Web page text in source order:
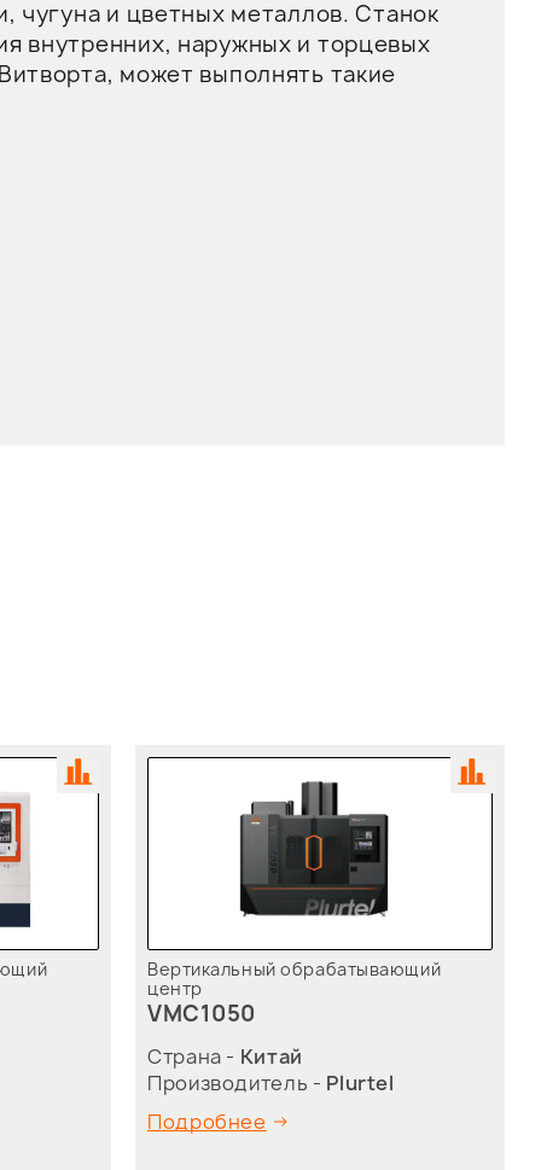
чугуна и цветных металлов. Станок
внутренних, наружных и торцевых
может выполнять такие
Вертикальный обрабатывающий
центр
VMC1050
Страна - Китай
Производитель - Plurtel
Подробнее